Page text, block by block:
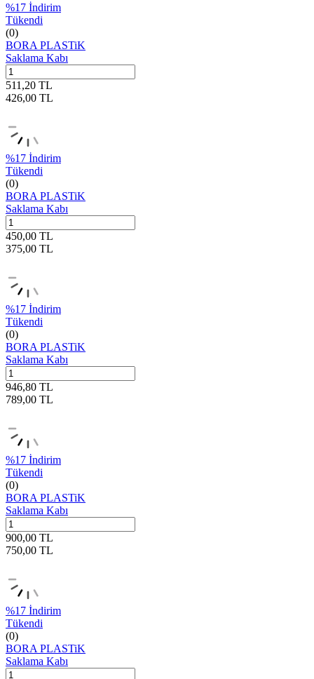
%17 İndirim
Tükendi
(0)
BORA PLASTiK
Saklama Kabı
511,20 TL
426,00 TL
%17 İndirim
Tükendi
(0)
BORA PLASTiK
Saklama Kabı
450,00 TL
375,00 TL
%17 İndirim
Tükendi
(0)
BORA PLASTiK
Saklama Kabı
946,80 TL
789,00 TL
%17 İndirim
Tükendi
(0)
BORA PLASTiK
Saklama Kabı
900,00 TL
750,00 TL
%17 İndirim
Tükendi
(0)
BORA PLASTiK
Saklama Kabı